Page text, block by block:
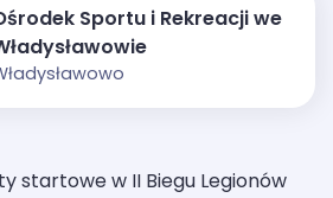
Sportu i Rekreacji we
startowe w II Biegu Legionów